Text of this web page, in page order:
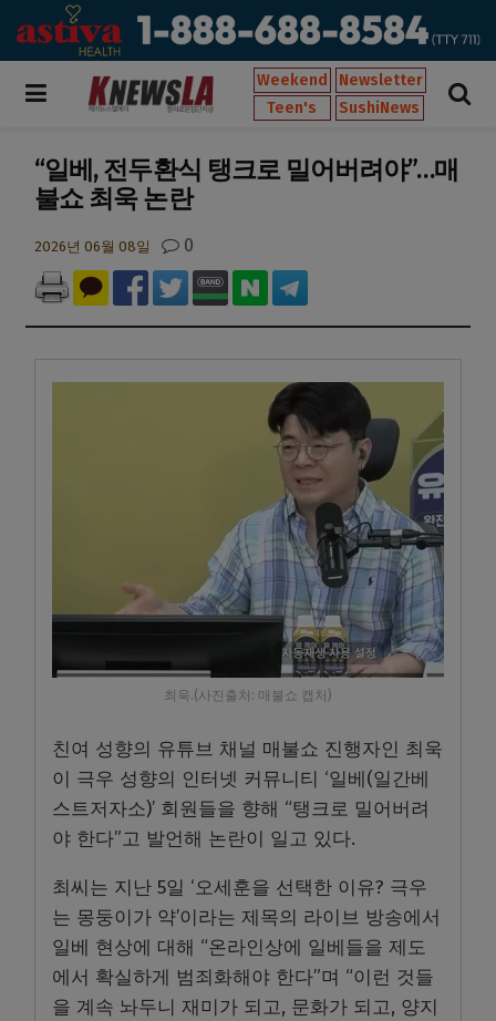
Weekend
Newsletter
Teen's
SushiNews
“일베, 전두환식 탱크로 밀어버려야”…매
불쇼 최욱 논란
2026년 06월 08일 0
최욱.(사진출처: 매불쇼 캡처)
친여 성향의 유튜브 채널 매불쇼 진행자인 최욱
이 극우 성향의 인터넷 커뮤니티 ‘일베(일간베
스트저자소)’ 회원들을 향해 “탱크로 밀어버려
야 한다”고 발언해 논란이 일고 있다.
최씨는 지난 5일 ‘오세훈을 선택한 이유? 극우
는 몽둥이가 약’이라는 제목의 라이브 방송에서
일베 현상에 대해 “온라인상에 일베들을 제도
에서 확실하게 범죄화해야 한다”며 “이런 것들
을 계속 놔두니 재미가 되고, 문화가 되고, 양지